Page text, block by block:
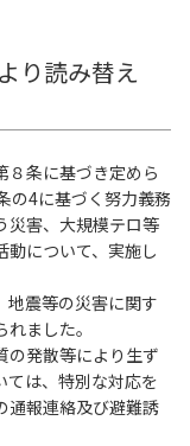
り読み替え
８条に基づき定めら
の4に基づく努力義務
災害、大規模テロ等
動について、実施し
地震等の災害に関す
ました。
の発散等により生ず
ては、特別な対応を
通報連絡及び避難誘